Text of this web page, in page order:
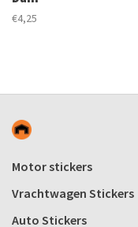
€4,25
Motor stickers
Vrachtwagen Stickers
Auto Stickers